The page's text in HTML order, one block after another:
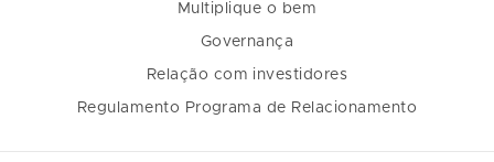
Multiplique o bem
Governança
Relação com investidores
Regulamento Programa de Relacionamento